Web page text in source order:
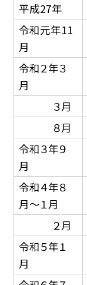
平成27年
令和元年11
月
令和２年３
月
３月
８月
令和３年９
月
令和４年８
月〜１月
２月
令和５年１
月